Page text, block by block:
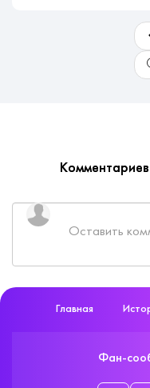
Комментариев
Главная
Фан-